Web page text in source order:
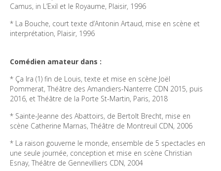
Camus, in L’Exil et le Royaume, Plaisir, 1996
* La Bouche, court texte d’Antonin Artaud, mise en scène et
interprétation, Plaisir, 1996
* Ça Ira (1) fin de Louis, texte et mise en scène Joël
Pommerat, Théâtre des Amandiers-Nanterre CDN 2015, puis
* Sainte-Jeanne des Abattoirs, de Bertolt Brecht, mise en
* La raison gouverne le monde, ensemble de 5 spectacles en
une seule journée, conception et mise en scène Christian